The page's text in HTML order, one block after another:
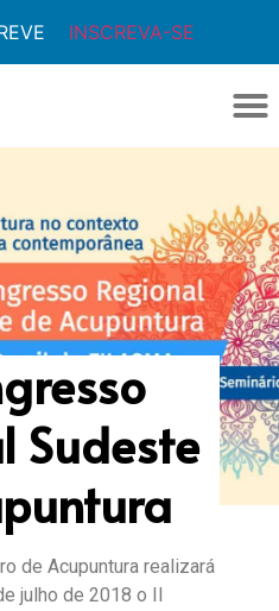
INSCREVA-SE
Sudeste
de Acupuntura realizará
julho de 2018 o II